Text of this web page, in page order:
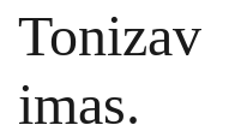
Tonizav
imas.